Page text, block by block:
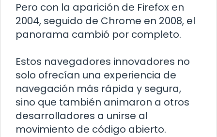
Pero con la aparición de Firefox en
2004, seguido de Chrome en 2008, el
panorama cambió por completo.
Estos navegadores innovadores no
solo ofrecían una experiencia de
navegación más rápida y segura,
sino que también animaron a otros
desarrolladores a unirse al
movimiento de código abierto.